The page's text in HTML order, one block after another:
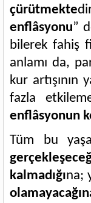
çürütmekte
enflâsyonu”
bilerek fahiş
anlamı da,
kur artışının
fazla
enflâsyonun
Tüm bu
kalmadığına;